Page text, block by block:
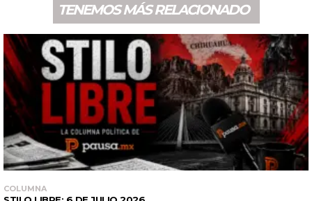
TENEMOS MÁS RELACIONADO
COLUMNA